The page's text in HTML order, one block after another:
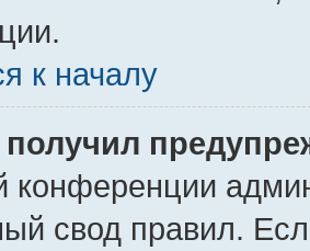
к началу
конференции
свод правил.